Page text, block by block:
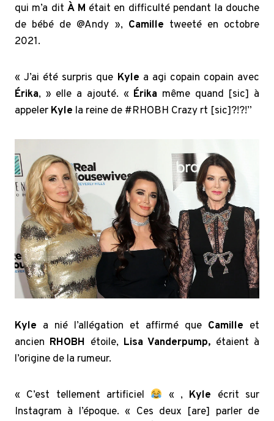
qui m’a ditÀ M était en difficulté pendant la douche
de bébé de @Andy », Camille tweeté en octobre
2021.
« J’ai été surpris que Kyle a agi copain copain avec
Érika, » elle a ajouté. « Érika même quand [sic] à
appeler Kyle la reine de #RHOBH Crazy rt [sic]?!?!”
Kyle a nié l’allégation et affirmé que Camille et
ancien RHOBH étoile, Lisa Vanderpump, étaient à
l’origine de la rumeur.
« C’est tellement artificiel « , Kyle écrit sur
Instagram à l’époque. « Ces deux [are] parler de